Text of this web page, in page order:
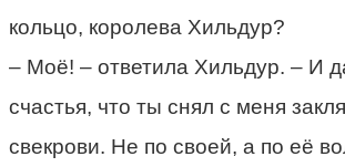
кольцо, королева Хильдур?
– Моё! – ответила Хильдур. – И
счастья, что ты снял с меня
свекрови. Не по своей, а по её